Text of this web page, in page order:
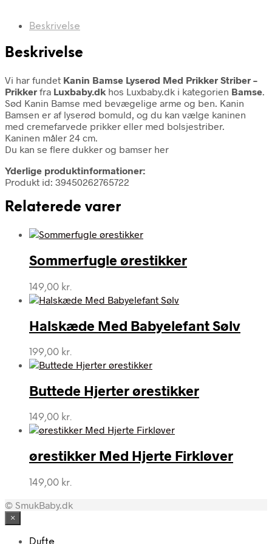
Beskrivelse
Beskrivelse
Vi har fundet Kanin Bamse Lyserød Med Prikker Striber –
Prikker fra Luxbaby.dk hos Luxbaby.dk i kategorien Bamse.
Sød Kanin Bamse med bevægelige arme og ben. Kanin
Bamsen er af lyserød bomuld, og du kan vælge kaninen
med cremefarvede prikker eller med bolsjestriber.
Kaninen måler 24 cm.
Du kan se flere dukker og bamser her
Yderlige produktinformationer:
Produkt id: 39450262765722
Relaterede varer
Sommerfugle ørestikker
149,00 kr.
Halskæde Med Babyelefant Sølv
199,00 kr.
Buttede Hjerter ørestikker
149,00 kr.
ørestikker Med Hjerte Firkløver
149,00 kr.
© SmukBaby.dk
×
Dufte